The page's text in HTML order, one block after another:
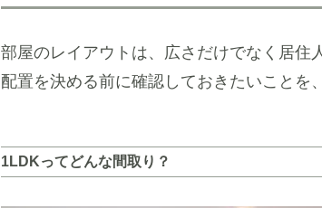
部屋のレイアウトは、広さだけでなく居住
配置を決める前に確認しておきたいことを
1LDKってどんな間取り？